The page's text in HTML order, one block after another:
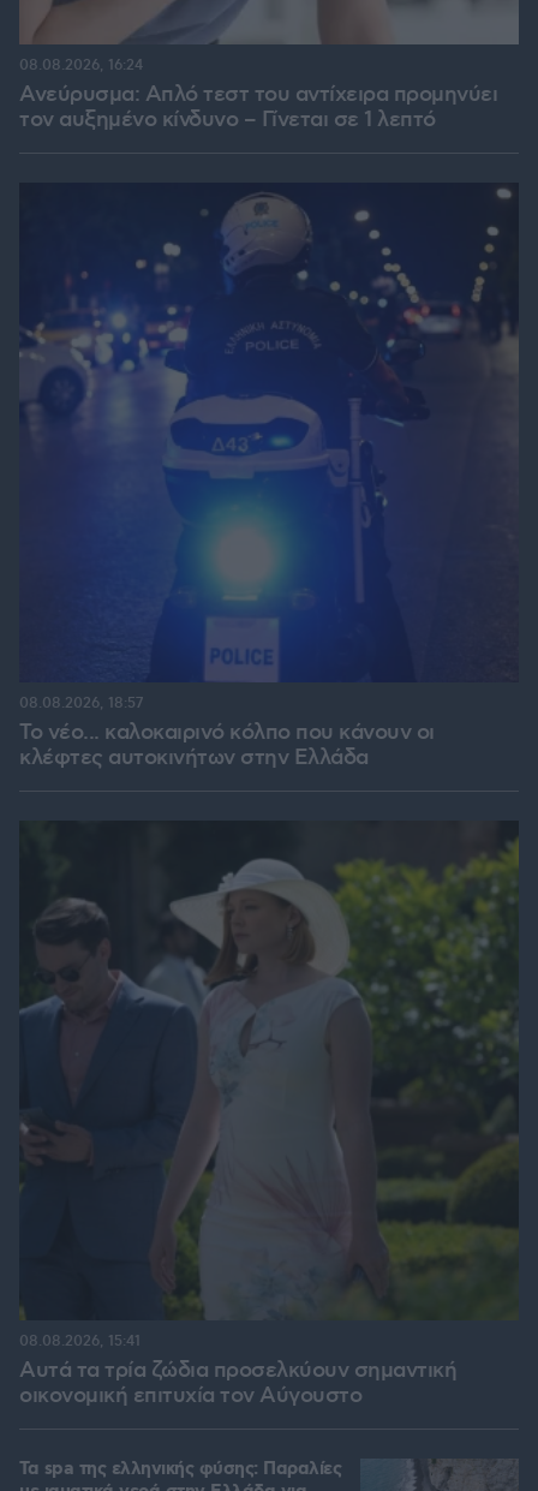
Ανεύρυσμα: Απλό τεστ του αντίχειρα προμηνύει
τον αυξημένο κίνδυνο – Γίνεται σε 1 λεπτό
08.08.2026, 16:24
Το νέο... καλοκαιρινό κόλπο που κάνουν οι
κλέφτες αυτοκινήτων στην Ελλάδα
08.08.2026, 18:57
Αυτά τα τρία ζώδια προσελκύουν σημαντική
οικονομική επιτυχία τον Αύγουστο
08.08.2026, 15:41
Τα spa της ελληνικής φύσης: Παραλίες